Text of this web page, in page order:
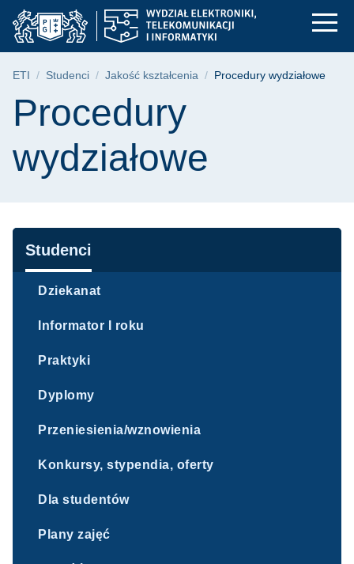
Przejdź
do
menu
Przejdź
do
wyszukiwarki
Przejdź
do
treści
Procedury
Ścieżka nawigacyjna
ETI Studenci Jakość kształcenia Procedury wydziałowe
Treść strony
Procedury
wydziałowe
Nawigacja
Studenci
Dziekanat
Informator I roku
Praktyki
Dyplomy
Przeniesienia/wznowienia
Konkursy, stypendia, oferty
Dla studentów
Plany zajęć